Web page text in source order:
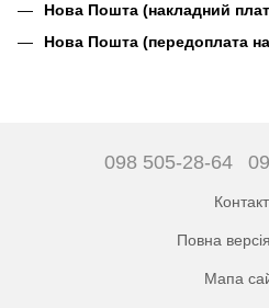
Нова Пошта (накладний
Нова Пошта (передоплата
098 505-28-64
Повна
Мапа